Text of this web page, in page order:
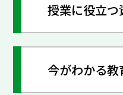
授業に役立つ
今がわかる教